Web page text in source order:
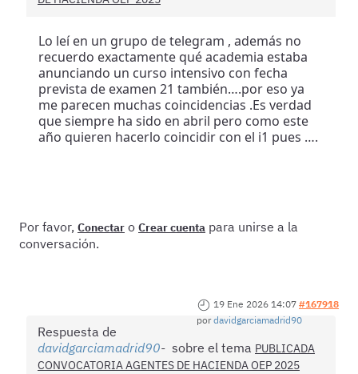
Lo leí en un grupo de telegram , además no
recuerdo exactamente qué academia estaba
anunciando un curso intensivo con fecha
prevista de examen 21 también….por eso ya
me parecen muchas coincidencias .Es verdad
que siempre ha sido en abril pero como este
año quieren hacerlo coincidir con el i1 pues ….
Por favor, Conectar o Crear cuenta para unirse a la
conversación.
19 Ene 2026 14:07 #167918
pordavidgarciamadrid90
Respuesta de
davidgarciamadrid90
sobre el tema PUBLICADA
CONVOCATORIA AGENTES DE HACIENDA OEP 2025